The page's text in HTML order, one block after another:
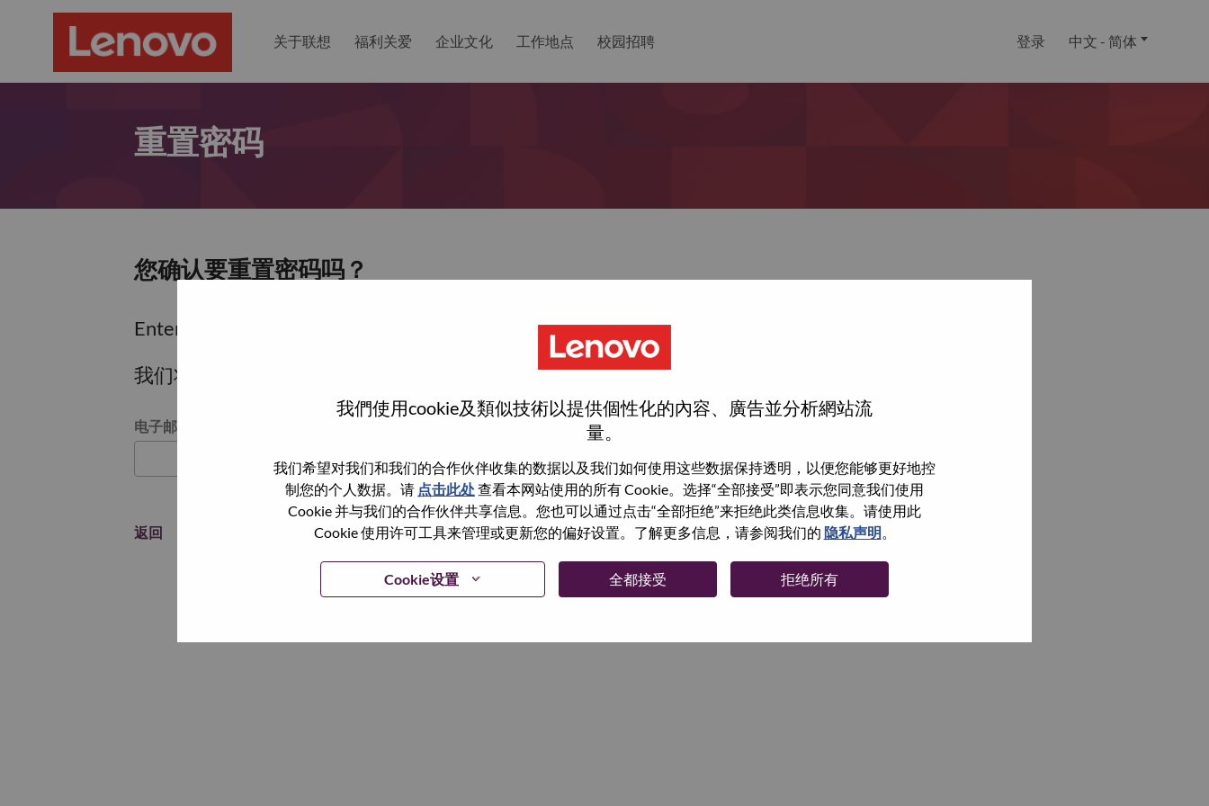
我們使用cookie及類似技術以提供個性化的內容、廣告並分析網站流
量。
我们希望对我们和我们的合作伙伴收集的数据以及我们如何使用这些数据保持透明，以便您能够更好地控
制您的个人数据。请 点击此处查看本网站使用的所有 Cookie。选择“全部接受”即表示您同意我们使用
Cookie 并与我们的合作伙伴共享信息。您也可以通过点击“全部拒绝”来拒绝此类信息收集。请使用此
Cookie 使用许可工具来管理或更新您的偏好设置。了解更多信息，请参阅我们的 隐私声明
Cookie设置 全都接受 拒绝所有
关于联想 福利关爱 企业文化 工作地点 校园招聘 登录 中文 - 简体
重置密码
您确认要重置密码吗？
Enter the email address associated with your account, then click "Continue".
我们将通过电子邮件向您发送一个链接以重置您的密码。
通过电子邮件重置密码
电子邮箱
继续
返回